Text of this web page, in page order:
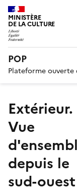
MINISTÈRE
DE LA CULTURE
POP
Plateforme
Extérieur.
Vue
depuis le
sud-ouest